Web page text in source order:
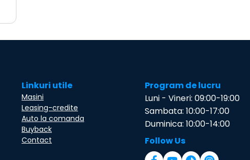
Linkuri utile
Masini
Leasing-credite
Auto la comanda
Buyback
Contact
Program de lucru
Luni - Vineri: 09:00-19:00
Sambata: 10:00-17:00
Duminica: 10:00-14:00
Follow Us